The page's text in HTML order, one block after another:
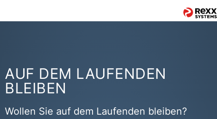
AUF DEM LAUFENDEN
BLEIBEN
Wollen Sie auf dem Laufenden bleiben?